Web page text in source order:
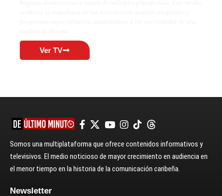
Ver TV
Somos una multiplataforma que ofrece contenidos informativos y
televisivos. El medio noticioso de mayor crecimiento en audiencia en
el menor tiempo en la historia de la comunicación caribeña.
Newsletter